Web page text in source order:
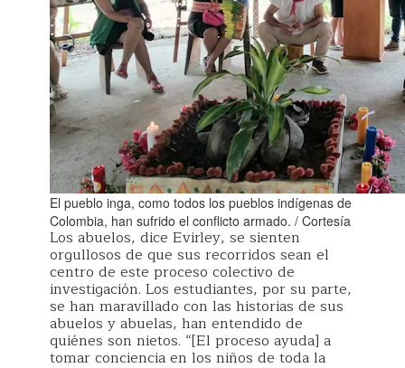
El pueblo inga, como todos los pueblos indígenas de
Colombia, han sufrido el conflicto armado. / Cortesía
Los abuelos, dice Evirley, se sienten
orgullosos de que sus recorridos sean el
centro de este proceso colectivo de
investigación. Los estudiantes, por su parte,
se han maravillado con las historias de sus
abuelos y abuelas, han entendido de
quiénes son nietos. “[El proceso ayuda] a
tomar conciencia en los niños de toda la